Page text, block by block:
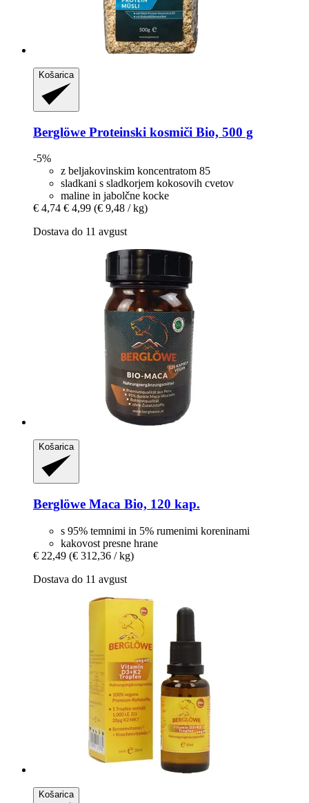
Košarica
Berglöwe Proteinski kosmiči Bio, 500 g
-5%
z beljakovinskim koncentratom 85
sladkani s sladkorjem kokosovih cvetov
maline in jabolčne kocke
€ 4,74 € 4,99 (€ 9,48 / kg)
Dostava do 11 avgust
Košarica
Berglöwe Maca Bio, 120 kap.
s 95% temnimi in 5% rumenimi koreninami
kakovost presne hrane
€ 22,49 (€ 312,36 / kg)
Dostava do 11 avgust
Košarica